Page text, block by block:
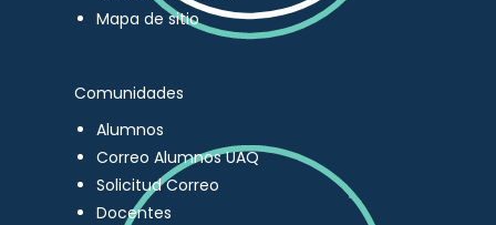
Mapa de sitio
Comunidades
Alumnos
Correo Alumnos UAQ
Solicitud Correo
Docentes